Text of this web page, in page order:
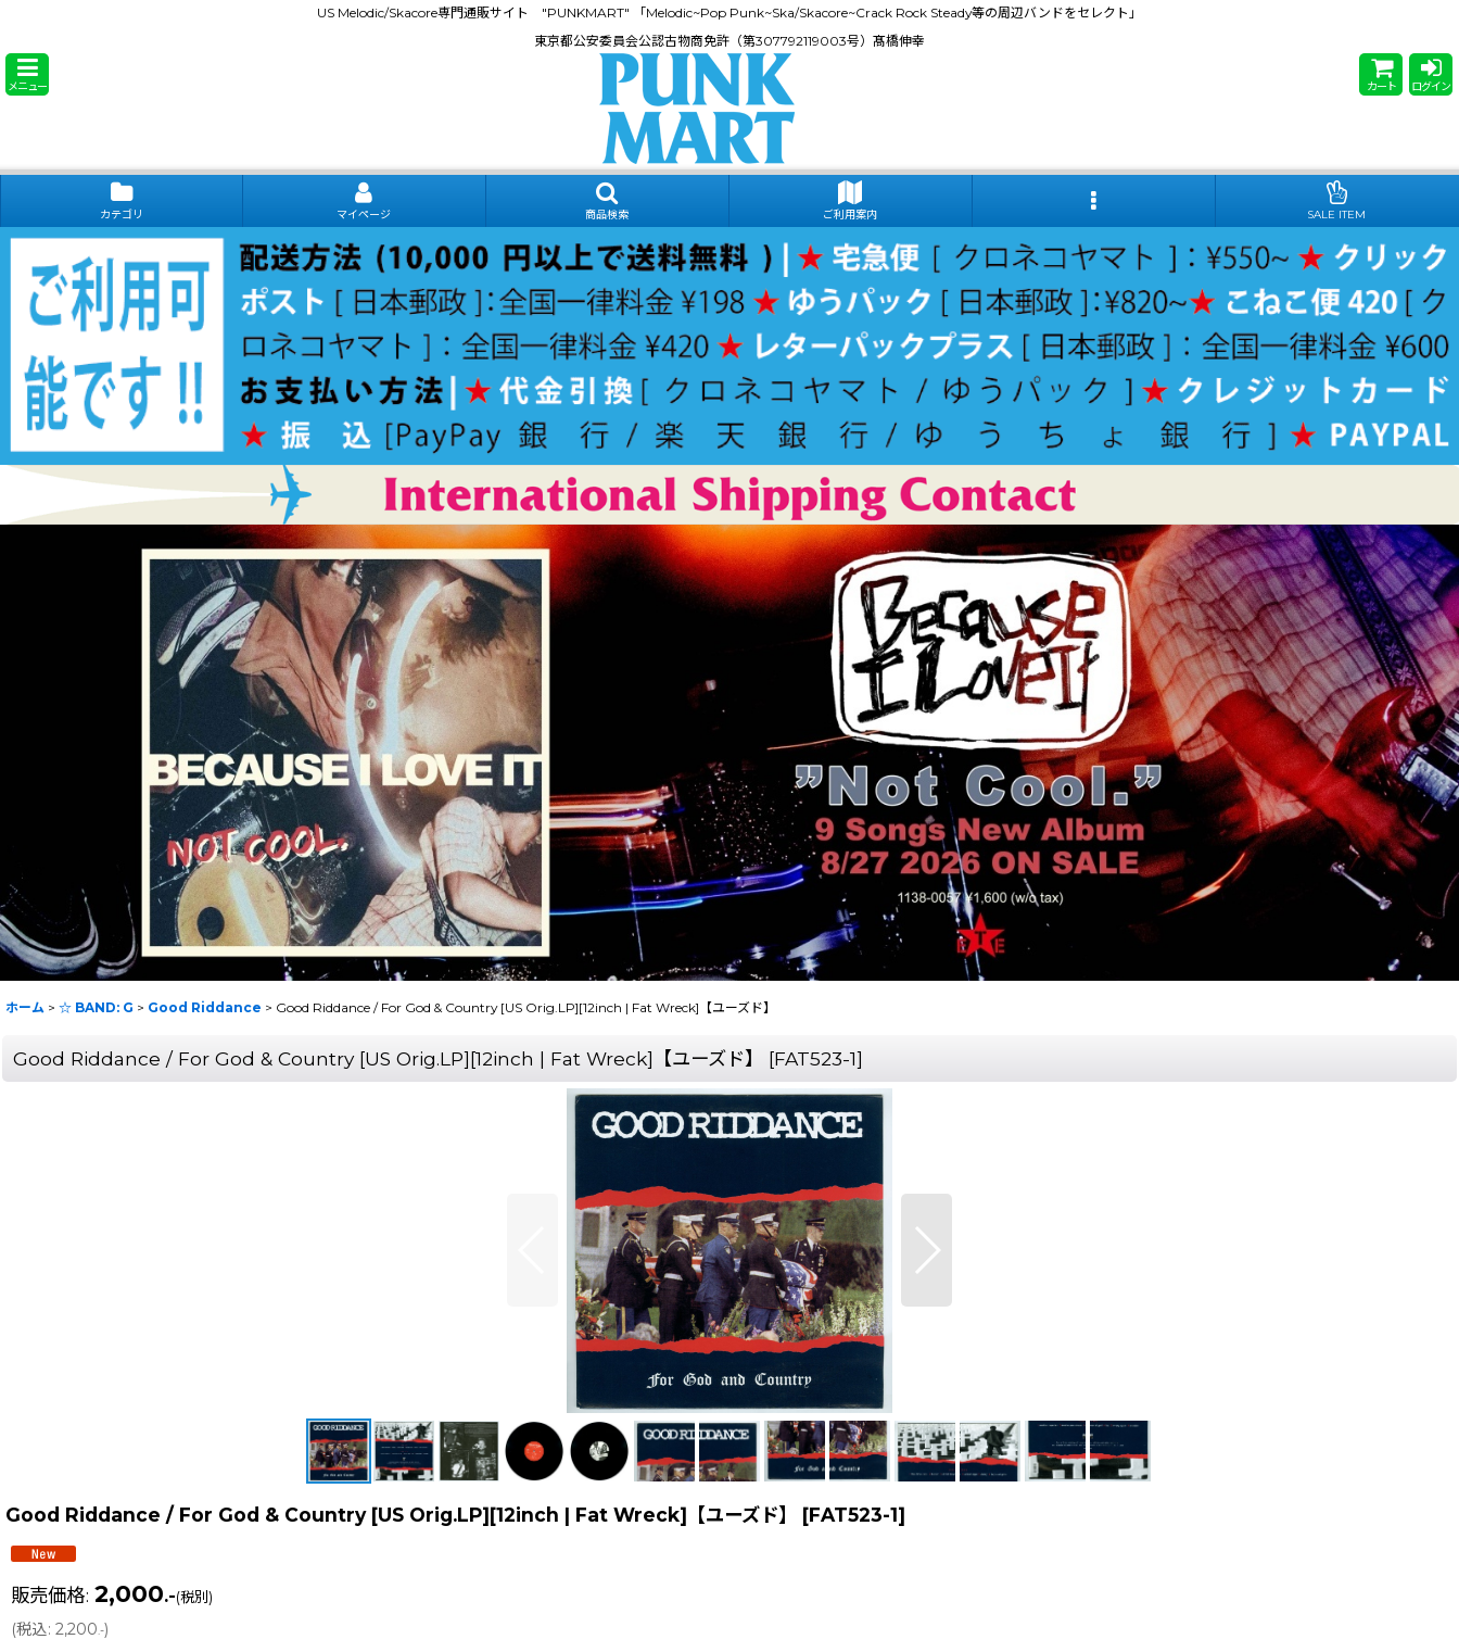
US Melodic/Skacore専門通販サイト "PUNKMART" 「Melodic~Pop Punk~Ska/Skacore~Crack Rock Steady等の周辺バンドをセレクト」
東京都公安委員会公認古物商免許（第307792119003号）髙橋伸幸
メニュー カート ログイン
カテゴリ マイページ 商品検索 ご利用案内 SALE ITEM
ホーム > ☆ BAND: G > Good Riddance > Good Riddance / For God & Country [US Orig.LP][12inch | Fat Wreck]【ユーズド】
Good Riddance / For God & Country [US Orig.LP][12inch | Fat Wreck]【ユーズド】 [FAT523-1]
Good Riddance / For God & Country [US Orig.LP][12inch | Fat Wreck]【ユーズド】 [FAT523-1]
販売価格: 2,000.-(税別)
(税込: 2,200.-)